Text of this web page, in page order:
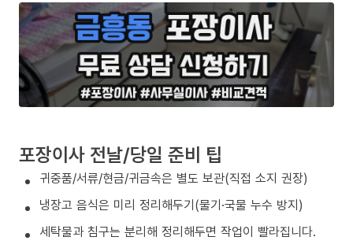
포장이사 전날/당일 준비 팁
귀중품/서류/현금/귀금속은 별도 보관(직접 소지 권장)
냉장고 음식은 미리 정리해두기(물기·국물 누수 방지)
세탁물과 침구는 분리해 정리해두면 작업이 빨라집니다.